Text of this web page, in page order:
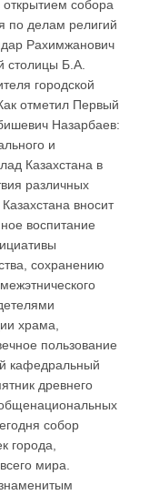
собора
по делам религий
Рахимжанович
столицы Б.А.
городской
отметил Первый
Назарбаев:
и
Казахстана в
различных
вносит
воспитание
сохранению
храма,
пользование
кафедральный
древнего
собор
города,
мира.